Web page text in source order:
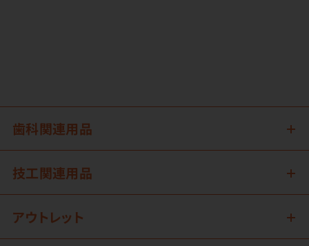
歯科関連用品
技工関連用品
アウトレット